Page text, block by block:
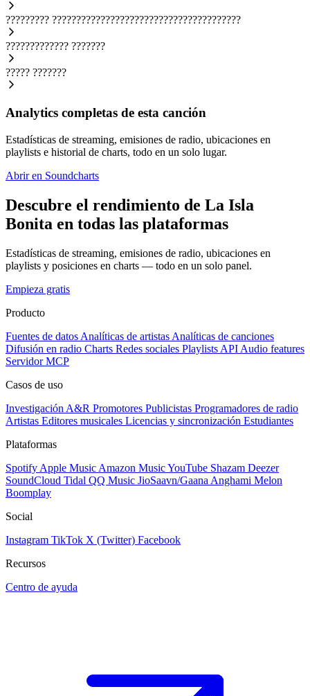
????????? ???????????????????????????????????????
????????????? ???????
????? ???????
Analytics completas de esta canción
Estadísticas de streaming, emisiones de radio, ubicaciones en
playlists e historial de charts, todo en un solo lugar.
Abrir en Soundcharts
Descubre el rendimiento de La Isla
Bonita en todas las plataformas
Estadísticas de streaming, emisiones de radio, ubicaciones en
playlists y posiciones en charts — todo en un solo panel.
Empieza gratis
Producto
Fuentes de datos Analíticas de artistas Analíticas de canciones
Difusión en radio Charts Redes sociales Playlists API Audio features
Servidor MCP
Casos de uso
Investigación A&R Promotores Publicistas Programadores de radio
Artistas Editores musicales Licencias y sincronización Estudiantes
Plataformas
Spotify Apple Music Amazon MusicYouTube Shazam Deezer
SoundCloud Tidal QQ Music JioSaavn/Gaana Anghami Melon
Boomplay
Social
Instagram TikTok X (Twitter) Facebook
Recursos
Centro de ayuda